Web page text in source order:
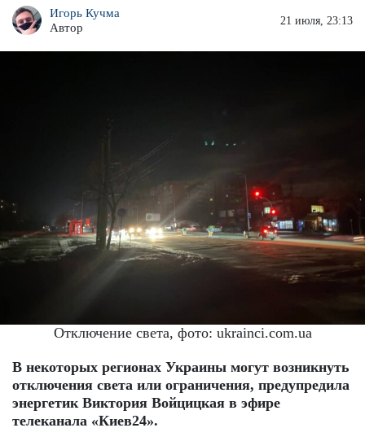
Игорь Кучма
Автор
21 июля, 23:13
Отключение света, фото: ukrainci.com.ua
В некоторых регионах Украины могут возникнуть
отключения света или ограничения, предупредила
энергетик Виктория Войцицкая в эфире
телеканала «Киев24».